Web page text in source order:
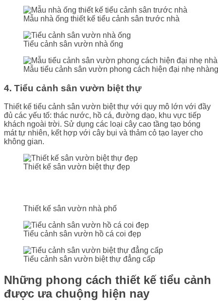
Mẫu nhà ống thiết kế tiểu cảnh sân trước nhà
Tiểu cảnh sân vườn nhà ống
Mẫu tiểu cảnh sân vườn phong cách hiện đại nhẹ nhàng
4. Tiểu cảnh sân vườn biệt thự
Thiết kế tiểu cảnh sân vườn biệt thự với quy mô lớn với đầy
đủ các yếu tố: thác nước, hồ cá, đường dạo, khu vực tiếp
khách ngoài trời. Sử dụng các loại cây cao tầng tạo bóng
mát tự nhiên, kết hợp với cây bụi và thảm cỏ tạo layer cho
không gian.
Thiết kế sân vườn biệt thự đẹp
Thiết kế sân vườn nhà phố
Tiểu cảnh sân vườn hồ cá coi đẹp
Tiểu cảnh sân vườn biệt thự đẳng cấp
Những phong cách thiết kế tiểu cảnh
được ưa chuộng hiện nay